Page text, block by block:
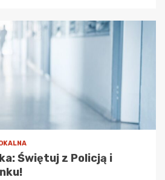
Świętuj z Policją i